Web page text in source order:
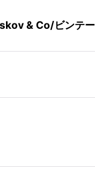
& Co/ビンテ